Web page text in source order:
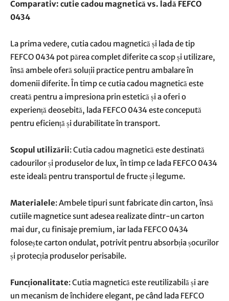
Comparativ: cutie cadou magnetică vs. ladă FEFCO
0434
La prima vedere, cutia cadou magnetică și lada de tip
FEFCO 0434 pot părea complet diferite ca scop și utilizare,
însă ambele oferă soluții practice pentru ambalare în
domenii diferite. În timp ce cutia cadou magnetică este
creată pentru a impresiona prin estetică și a oferi o
experiență deosebită, lada FEFCO 0434 este concepută
pentru eficiență și durabilitate în transport.
Scopul utilizării: Cutia cadou magnetică este destinată
cadourilor și produselor de lux, în timp ce lada FEFCO 0434
este ideală pentru transportul de fructe și legume.
Materialele: Ambele tipuri sunt fabricate din carton, însă
cutiile magnetice sunt adesea realizate dintr-un carton
mai dur, cu finisaje premium, iar lada FEFCO 0434
folosește carton ondulat, potrivit pentru absorbția șocurilor
și protecția produselor perisabile.
Funcționalitate: Cutia magnetică este reutilizabilă și are
un mecanism de închidere elegant, pe când lada FEFCO